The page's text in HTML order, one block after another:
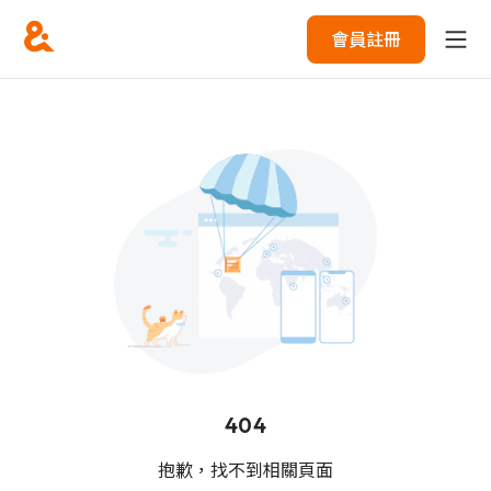
會員註冊
404
抱歉，找不到相關頁面